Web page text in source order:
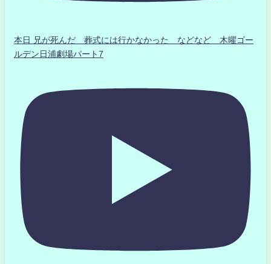
本日 兄が死んだ 葬式には行かなかった などなど 木曜ゴー
ルデン日浦劇場パート7